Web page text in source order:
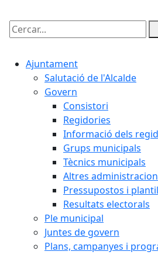
Cercar:
Ajuntament
Salutació de l'Alcalde
Govern
Consistori
Regidories
Informació dels
Grups municipals
Tècnics municipals
Altres
Pressupostos i
Resultats electorals
Ple municipal
Juntes de govern
Plans, campanyes i